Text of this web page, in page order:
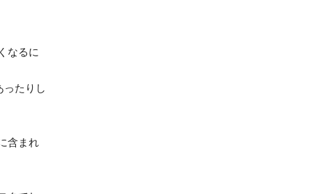
なるに
ったりし
含まれ